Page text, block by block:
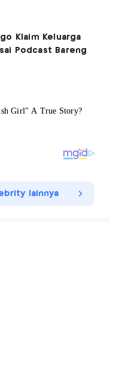
Klaim Keluarga
Podcast Bareng
lainnya